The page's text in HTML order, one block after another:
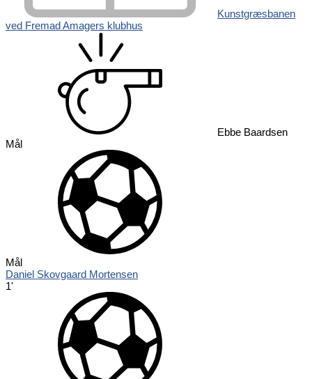
Kunstgræsbanen
ved Fremad Amagers klubhus
Ebbe Baardsen
Mål
Mål
Daniel Skovgaard Mortensen
1'